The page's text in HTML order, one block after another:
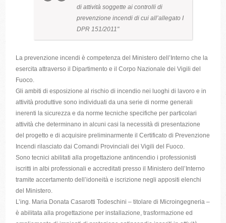
di attività soggette ai controlli di
prevenzione incendi di cui all’allegato I
DPR 151/2011
La prevenzione incendi è competenza del Ministero dell’Interno che la
esercita attraverso il Dipartimento e il Corpo Nazionale dei Vigili del
Fuoco.
Gli ambiti di esposizione al rischio di incendio nei luoghi di lavoro e in
attività produttive sono individuati da una serie di norme generali
inerenti la sicurezza e da norme tecniche specifiche per particolari
attività che determinano in alcuni casi la necessità di presentazione
del progetto e di acquisire preliminarmente il Certificato di Prevenzione
Incendi rilasciato dai Comandi Provinciali dei Vigili del Fuoco.
Sono tecnici abilitati alla progettazione antincendio i professionisti
iscritti in albi professionali e accreditati presso il Ministero dell’Interno
tramite accertamento dell’idoneità e iscrizione negli appositi elenchi
del Ministero.
L’ing. Maria Donata Casarotti Todeschini – titolare di Microingegneria –
è abilitata alla progettazione per installazione, trasformazione ed